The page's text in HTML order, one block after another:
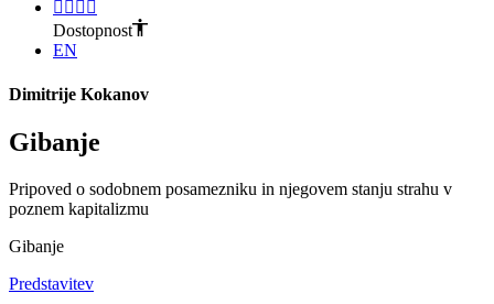
Dostopnost
EN
Dimitrije Kokanov
Gibanje
Pripoved o sodobnem posamezniku in njegovem stanju strahu v
poznem kapitalizmu
Gibanje
Predstavitev